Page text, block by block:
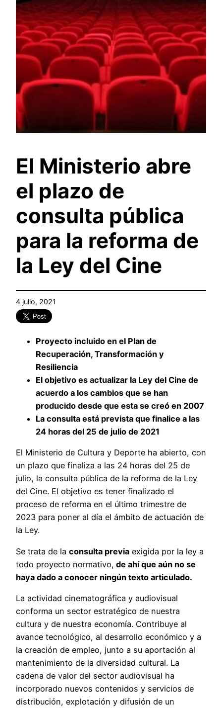
El Ministerio abre
el plazo de
consulta pública
para la reforma de
la Ley del Cine
4 julio, 2021
Proyecto incluido en el Plan de
Recuperación, Transformación y
Resiliencia
El objetivo es actualizar la Ley del Cine de
acuerdo a los cambios que se han
producido desde que esta se creó en 2007
La consulta está prevista que finalice a las
24 horas del 25 de julio de 2021
El Ministerio de Cultura y Deporte ha abierto, con
un plazo que finaliza a las 24 horas del 25 de
julio, la consulta pública de la reforma de la Ley
del Cine. El objetivo es tener finalizado el
proceso de reforma en el último trimestre de
2023 para poner al día el ámbito de actuación de
la Ley.
Se trata de la consulta previa exigida por la ley a
todo proyecto normativo, de ahí que aún no se
haya dado a conocer ningún texto articulado.
La actividad cinematográfica y audiovisual
conforma un sector estratégico de nuestra
cultura y de nuestra economía. Contribuye al
avance tecnológico, al desarrollo económico y a
la creación de empleo, junto a su aportación al
mantenimiento de la diversidad cultural. La
cadena de valor del sector audiovisual ha
incorporado nuevos contenidos y servicios de
distribución, explotación y difusión de un